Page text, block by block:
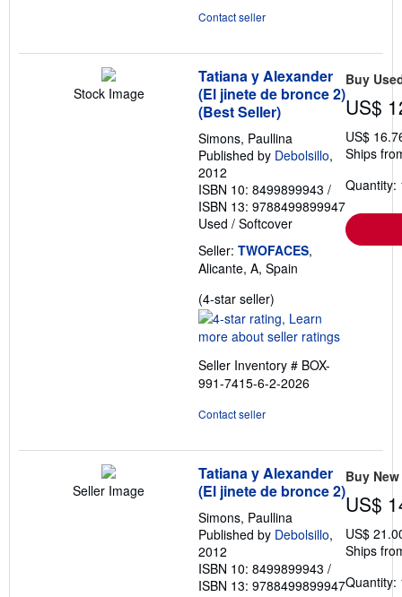
Contact seller
Stock Image
Tatiana y Alexander
(El jinete de bronce 2)
(Best Seller)
Simons, Paullina
Published by Debolsillo,
2012
ISBN 10: 8499899943 /
ISBN 13: 9788499899947
Used / Softcover
Seller: TWOFACES,
Alicante, A, Spain
(4-star seller)
rating
4
of
5
Seller Inventory # BOX-
991-7415-6-2-2026
Contact seller
Buy
US$
US$
Ships
Quantity:
Seller Image
Tatiana y Alexander
(El jinete de bronce 2)
Simons, Paullina
Published by Debolsillo,
2012
ISBN 10: 8499899943 /
ISBN 13: 9788499899947
Buy New
US$
US$
Ships
Quantity: